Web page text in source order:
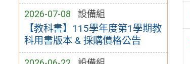
2026-07-08 設備組
【教科書】115學年度第1學期教
科用書版本 & 採購價格公告